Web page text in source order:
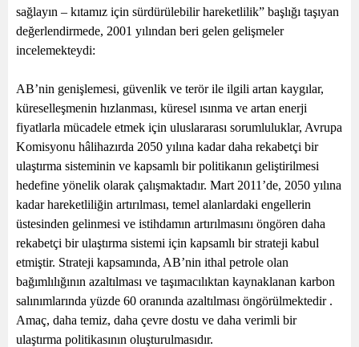
sağlayın – kıtamız için sürdürülebilir hareketlilik” başlığı taşıyan
değerlendirmede, 2001 yılından beri gelen gelişmeler
incelemekteydi:
AB’nin genişlemesi, güvenlik ve terör ile ilgili artan kaygılar,
küreselleşmenin hızlanması, küresel ısınma ve artan enerji
fiyatlarla mücadele etmek için uluslararası sorumluluklar, Avrupa
Komisyonu hâlihazırda 2050 yılına kadar daha rekabetçi bir
ulaştırma sisteminin ve kapsamlı bir politikanın geliştirilmesi
hedefine yönelik olarak çalışmaktadır. Mart 2011’de, 2050 yılına
kadar hareketliliğin artırılması, temel alanlardaki engellerin
üstesinden gelinmesi ve istihdamın artırılmasını öngören daha
rekabetçi bir ulaştırma sistemi için kapsamlı bir strateji kabul
etmiştir. Strateji kapsamında, AB’nin ithal petrole olan
bağımlılığının azaltılması ve taşımacılıktan kaynaklanan karbon
salınımlarında yüzde 60 oranında azaltılması öngörülmektedir .
Amaç, daha temiz, daha çevre dostu ve daha verimli bir
ulaştırma politikasının oluşturulmasıdır.